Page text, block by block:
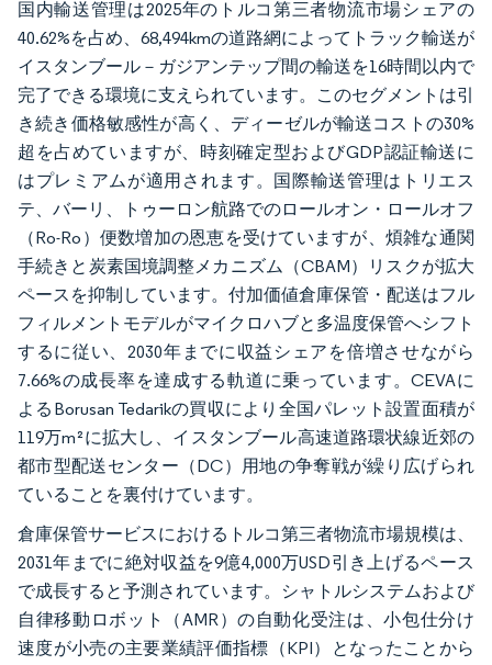
国内輸送管理は2025年のトルコ第三者物流市場シェアの
40.62%を占め、68,494kmの道路網によってトラック輸送が
イスタンブール－ガジアンテップ間の輸送を16時間以内で
完了できる環境に支えられています。このセグメントは引
き続き価格敏感性が高く、ディーゼルが輸送コストの30%
超を占めていますが、時刻確定型およびGDP認証輸送に
はプレミアムが適用されます。国際輸送管理はトリエス
テ、バーリ、トゥーロン航路でのロールオン・ロールオフ
（Ro-Ro）便数増加の恩恵を受けていますが、煩雑な通関
手続きと炭素国境調整メカニズム（CBAM）リスクが拡大
ペースを抑制しています。付加価値倉庫保管・配送はフル
フィルメントモデルがマイクロハブと多温度保管へシフト
するに従い、2030年までに収益シェアを倍増させながら
7.66%の成長率を達成する軌道に乗っています。CEVAに
よるBorusan Tedarikの買収により全国パレット設置面積が
119万m²に拡大し、イスタンブール高速道路環状線近郊の
都市型配送センター（DC）用地の争奪戦が繰り広げられ
ていることを裏付けています。
倉庫保管サービスにおけるトルコ第三者物流市場規模は、
2031年までに絶対収益を9億4,000万USD引き上げるペース
で成長すると予測されています。シャトルシステムおよび
自律移動ロボット（AMR）の自動化受注は、小包仕分け
速度が小売の主要業績評価指標（KPI）となったことから